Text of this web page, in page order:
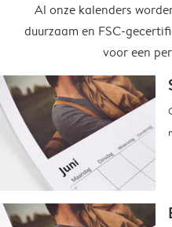
Al onze kalenders
duurzaam en FSC-
voor een